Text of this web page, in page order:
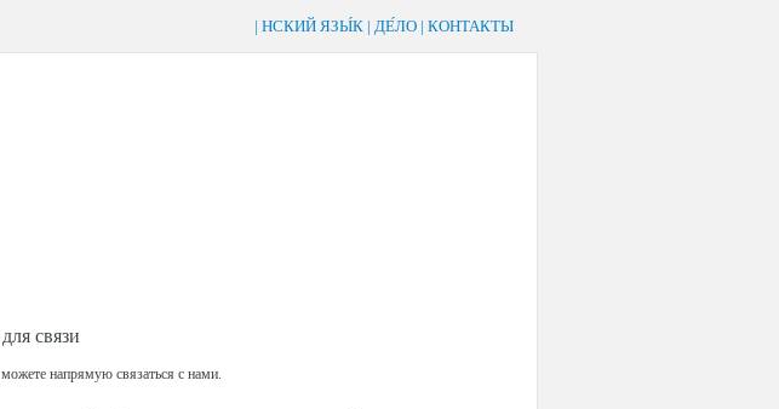
| НСКИЙ ЯЗЫ́К| ДЕ́ЛО| КОНТАКТЫ
связи
напрямую связаться с нами.